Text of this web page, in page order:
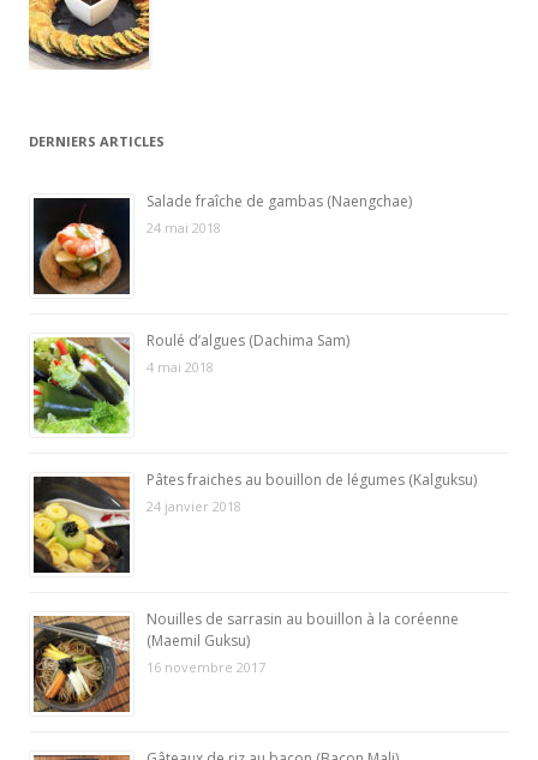
DERNIERS ARTICLES
Salade fraîche de gambas (Naengchae)
24 mai 2018
Roulé d’algues (Dachima Sam)
4 mai 2018
Pâtes fraiches au bouillon de légumes (Kalguksu)
24 janvier 2018
Nouilles de sarrasin au bouillon à la coréenne
(Maemil Guksu)
16 novembre 2017